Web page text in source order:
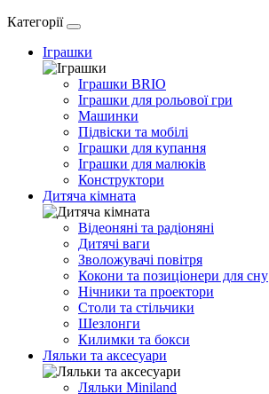
Категорії
Іграшки
Іграшки BRIO
Іграшки для рольової гри
Машинки
Підвіски та мобілі
Іграшки для купання
Іграшки для малюків
Конструктори
Дитяча кімната
Відеоняні та радіоняні
Дитячі ваги
Зволожувачі повітря
Кокони та позиціонери для сну
Нічники та проектори
Столи та стільчики
Шезлонги
Килимки та бокси
Ляльки та аксесуари
Ляльки Miniland